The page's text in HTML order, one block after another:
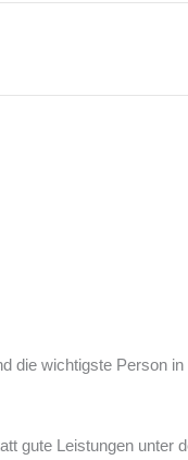
die wichtigste Person in
gute Leistungen unter